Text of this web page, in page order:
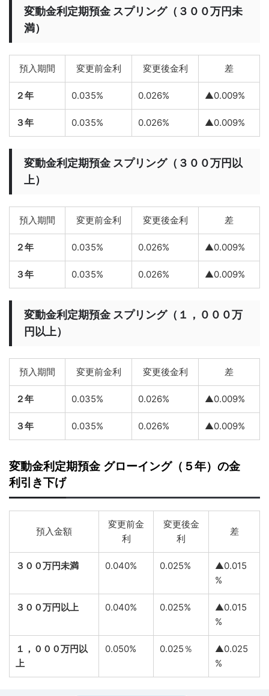
変動金利定期預金 スプリング（３００万円未
満）
預入期間 変更前金利 変更後金利 差
２年 0.035% 0.026% ▲0.009%
３年 0.035% 0.026% ▲0.009%
変動金利定期預金 スプリング（３００万円以
上）
預入期間 変更前金利 変更後金利 差
２年 0.035% 0.026% ▲0.009%
３年 0.035% 0.026% ▲0.009%
変動金利定期預金 スプリング（１，０００万
円以上）
預入期間 変更前金利 変更後金利 差
２年 0.035% 0.026% ▲0.009%
３年 0.035% 0.026% ▲0.009%
変動金利定期預金 グローイング（５年）の金
利引き下げ
預入金額
変更前金
利
変更後金
利
差
３００万円未満 0.040% 0.025%
▲0.015
%
３００万円以上 0.040% 0.025%
▲0.015
%
１，０００万円以
上
0.050% 0.025％
▲0.025
%